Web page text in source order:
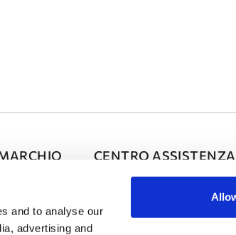
and to analyse our
advertising and
per ogni sposa che desidera sentirsi bella, elegante e
CENTRO ASSISTENZA
Contatto